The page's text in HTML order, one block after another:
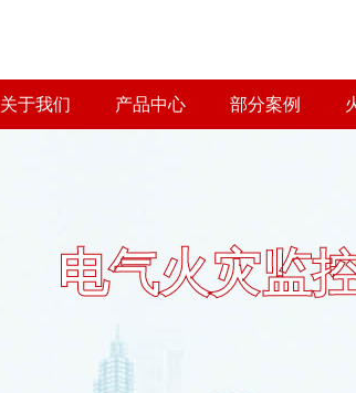
关于我们 产品中心 部分案例
电气火灾监